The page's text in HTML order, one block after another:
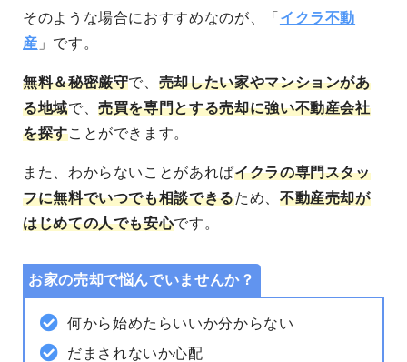
そのような場合におすすめなのが、「 イクラ不動
産 」です。
無料＆秘密厳守で、 売却したい家やマンションがあ
る地域で、売買を専門とする売却に強い不動産会社
を探すことができます。
また、わからないことがあればイクラの専門スタッ
フに無料でいつでも相談できるため、 不動産売却が
はじめての人でも安心です。
お家の売却で悩んでいませんか？
何から始めたらいいか分からない
だまされないか心配